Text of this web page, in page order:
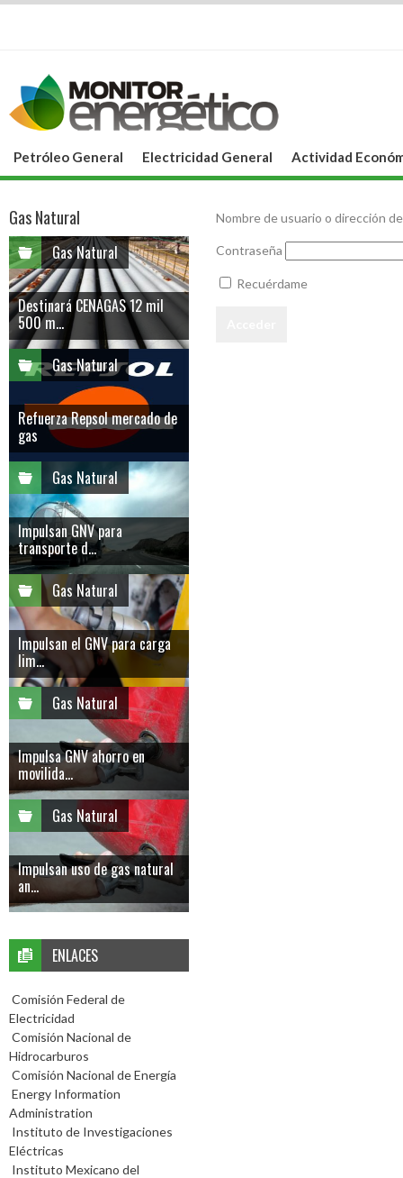
Petróleo General Electricidad General Actividad
Nombre de usuario o dirección
Contraseña
Recuérdame
Gas Natural
Gas Natural
Destinará CENAGAS 12 mil
500 m...
Gas Natural
Refuerza Repsol mercado de
gas
Gas Natural
Impulsan GNV para
transporte d...
Gas Natural
Impulsan el GNV para carga
lim...
Gas Natural
Impulsa GNV ahorro en
movilida...
Gas Natural
Impulsan uso de gas natural
an...
ENLACES
Comisión Federal de
Electricidad
Comisión Nacional de
Hidrocarburos
Comisión Nacional de Energía
Energy Information
Administration
Instituto de Investigaciones
Eléctricas
Instituto Mexicano del